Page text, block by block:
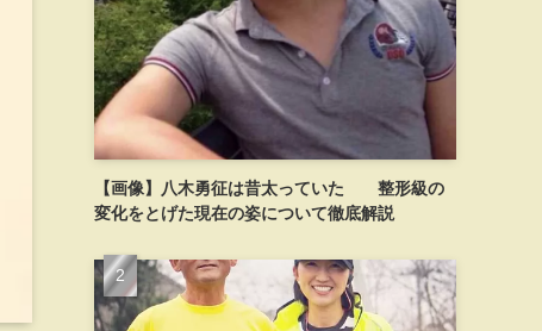
【画像】八木勇征は昔太っていた 整形級の
変化をとげた現在の姿について徹底解説